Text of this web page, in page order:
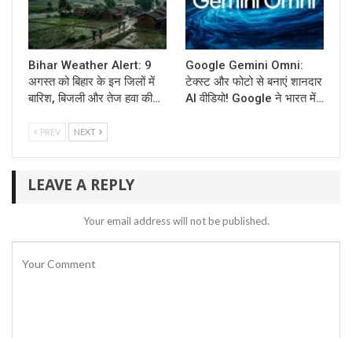
Bihar Weather Alert: 9
अगस्त को बिहार के इन जिलों में
बारिश, बिजली और तेज हवा की…
Google Gemini Omni:
टेक्स्ट और फोटो से बनाएं शानदार
AI वीडियो! Google ने भारत में…
PREV NEXT
LEAVE A REPLY
Your email address will not be published.